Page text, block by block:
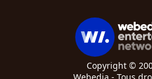
Copyright ©